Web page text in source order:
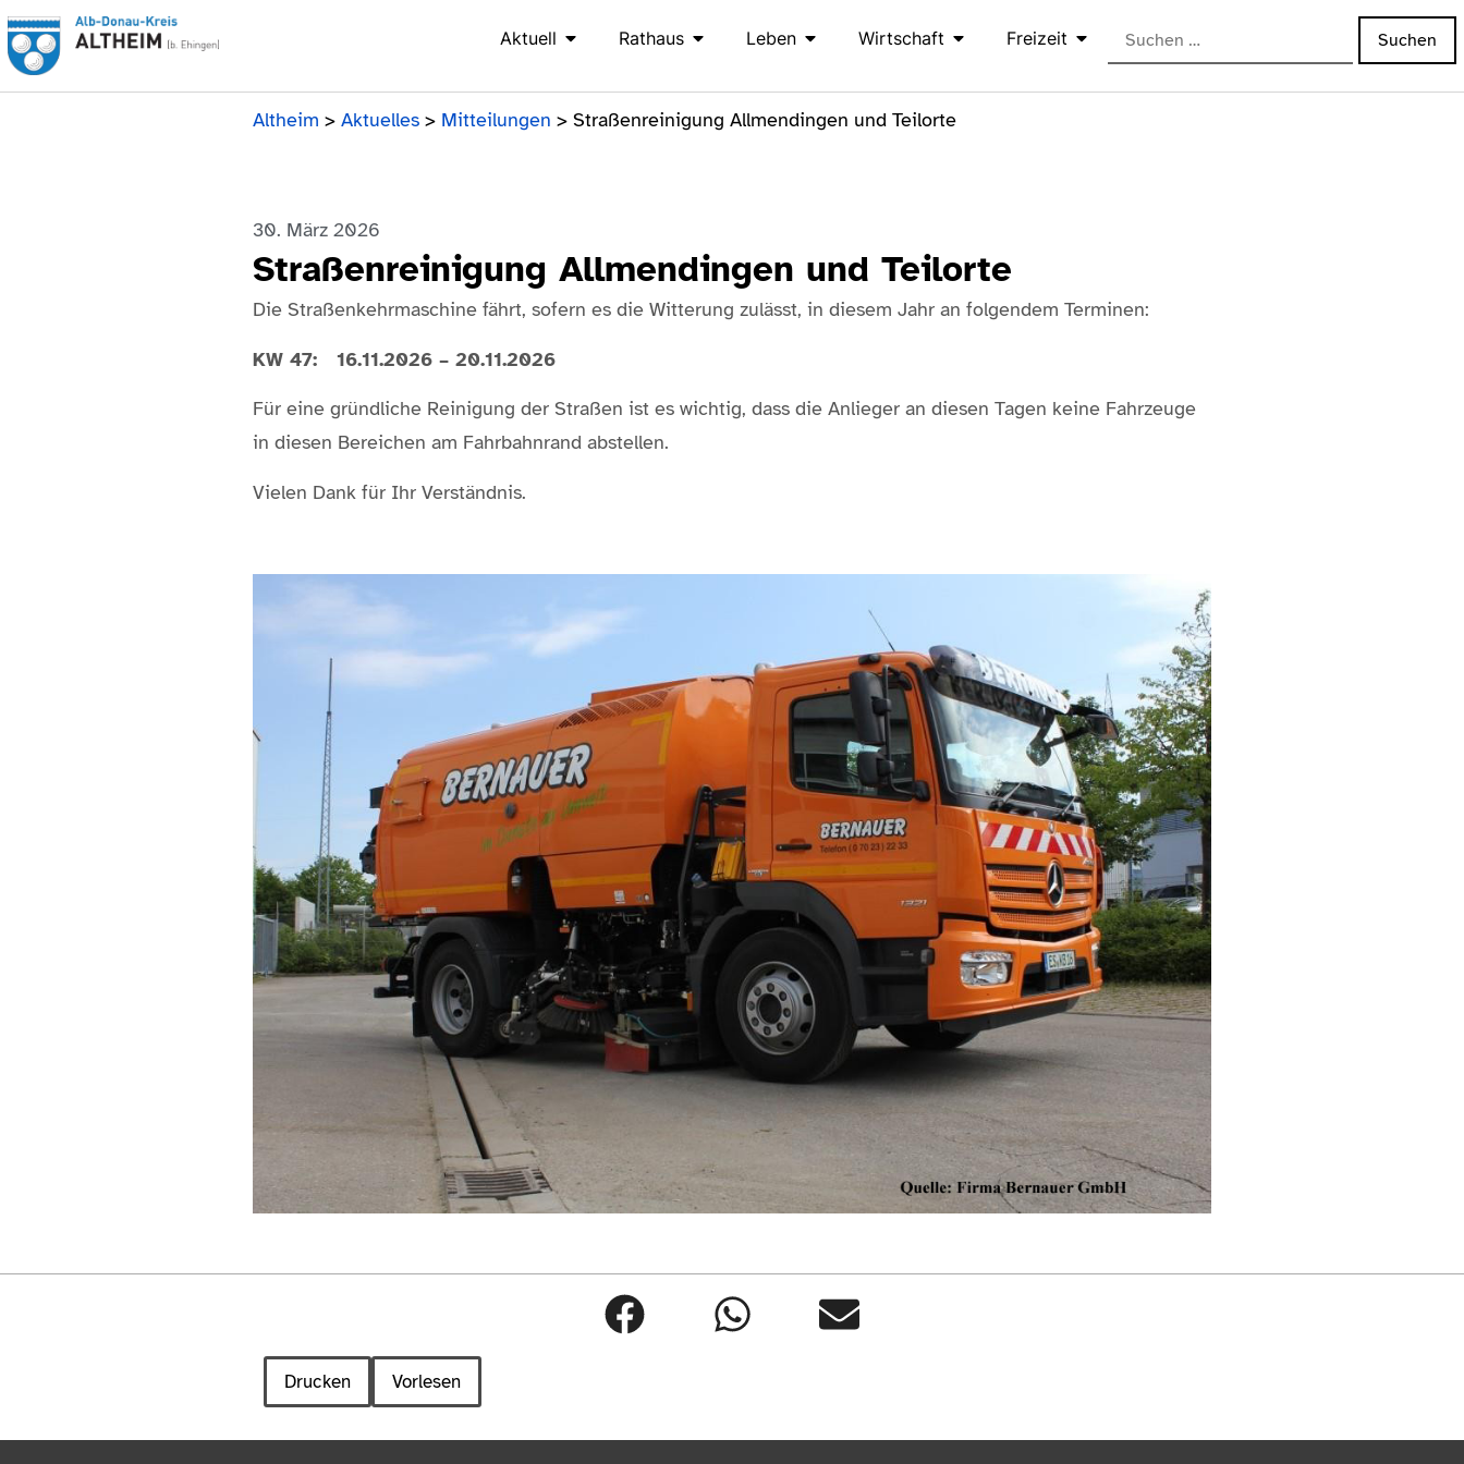
Aktuell Rathaus Leben Wirtschaft Freizeit
Altheim > Aktuelles > Mitteilungen > Straßenreinigung Allmendingen und Teilorte
30. März 2026
Straßenreinigung Allmendingen und Teilorte
Die Straßenkehrmaschine fährt, sofern es die Witterung zulässt, in diesem Jahr an folgendem Terminen:
KW 47: 16.11.2026 – 20.11.2026
Für eine gründliche Reinigung der Straßen ist es wichtig, dass die Anlieger an diesen Tagen keine Fahrzeuge
in diesen Bereichen am Fahrbahnrand abstellen.
Vielen Dank für Ihr Verständnis.
Drucken Vorlesen